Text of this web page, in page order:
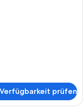
prüfen